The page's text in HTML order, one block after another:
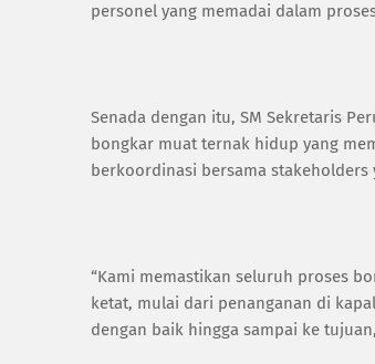
personel yang memadai dalam
Senada dengan itu, SM Sekretaris
bongkar muat ternak hidup yang
berkoordinasi bersama
“Kami memastikan seluruh proses
ketat, mulai dari penanganan di
dengan baik hingga sampai ke